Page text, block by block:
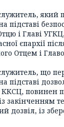
який
підставі
і Главі
єпархії
Отцем і
що
підставі
ККСЦ, повинен
закінченням
дозвіл, із